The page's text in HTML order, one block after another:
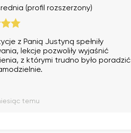
(profil rozszerzony)
z Panią Justyną spełniły
lekcje pozwoliły wyjaśnić
z którymi trudno było poradzić
temu